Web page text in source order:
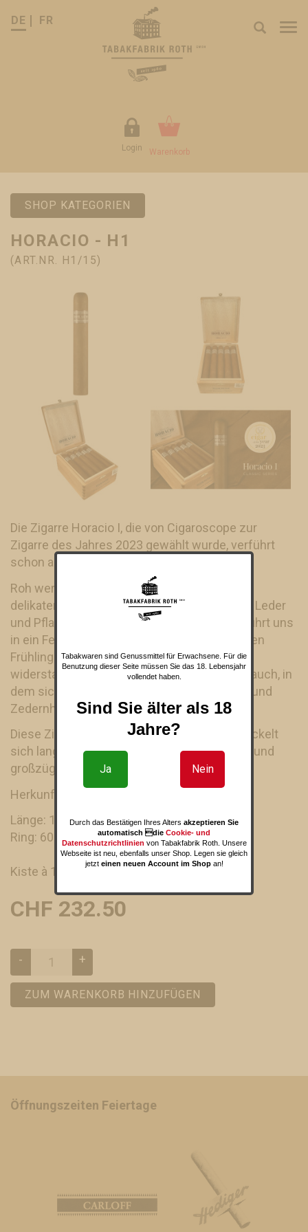
DE FR
Login Warenkorb
SHOP KATEGORIEN
HORACIO - H1
(ART.NR. H1/15)
Die Zigarre Horacio I, die von Cigaroscope zur
Zigarre des Jahres 2023 gewählt wurde, verführt
schon auf den ersten Blick!
Roh werden unsere Sinnen von leichten und
delikaten Noten verzaubert, die vor allem mit Leder
und Pflanzennoten spielen. Der Geruch entführt uns
in ein Feld mit frischem Gras, das an die ersten
Frühlingsschnitte erinnert. Der leicht
widerstandsfähige Zug transportiert einen Rauch, in
dem sich die betörenden Aromen von Leder und
Zedernholz vermischen.
Diese Zigarre ist angenehm frisch und entwickelt
sich langsam, während sie einen reichlichen und
großzügigen Rauch erzeugt.
Herkunft: Nicaragua
Länge: 153 mm
Ring: 60
Kiste à 15 Stück
CHF 232.50
+
-
ZUM WARENKORB HINZUFÜGEN
Öffnungszeiten Feiertage
Tabakwaren sind Genussmittel für Erwachsene. Für die
Benutzung dieser Seite müssen Sie das 18. Lebensjahr
vollendet haben.
Sind Sie älter als 18
Jahre?
Ja Nein
Durch das Bestätigen Ihres Alters akzeptieren Sie
automatisch die Cookie- und
Datenschutzrichtlinien von Tabakfabrik Roth. Unsere
Webseite ist neu, ebenfalls unser Shop. Legen sie gleich
jetzt einen neuen Account im Shopan!